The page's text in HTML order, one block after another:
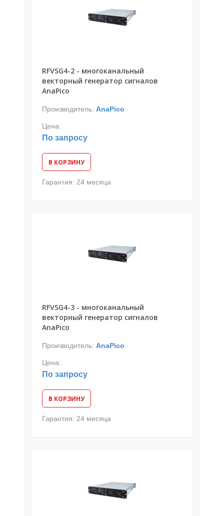
RFVSG4-2 - многоканальный
векторный генератор сигналов
AnaPico
Производитель: AnaPico
Цена:
По запросу
В КОРЗИНУ
Гарантия: 24 месяца
RFVSG4-3 - многоканальный
векторный генератор сигналов
AnaPico
Производитель: AnaPico
Цена:
По запросу
В КОРЗИНУ
Гарантия: 24 месяца